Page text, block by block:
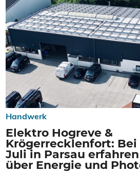
Handwerk
Elektro Hogreve &
Krögerrecklenfort: Bei
Juli in Parsau
über Energie und